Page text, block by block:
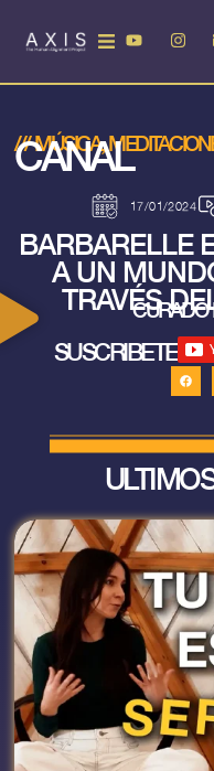
///MÚSICA,
CANAL
17/01/2024
BARBARELLE
A UN
TRAVÉSCURADO
SUSCRIBETE